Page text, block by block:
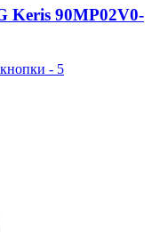
Keris 90MP02V0-
- 5